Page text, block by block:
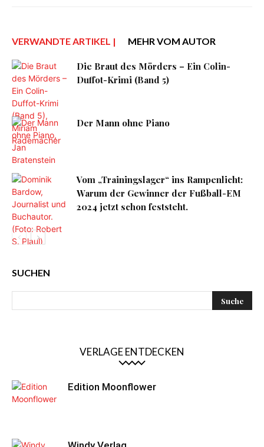
VERWANDTE ARTIKEL | MEHR VOM AUTOR
Die Braut des Mörders – Ein Colin-
Duffot-Krimi (Band 5)
Der Mann ohne Piano
Vom „Trainingslager“ ins Rampenlicht:
Warum der Gewinner der Fußball-EM
2024 jetzt schon feststeht.
SUCHEN
VERLAGE ENTDECKEN
Edition Moonflower